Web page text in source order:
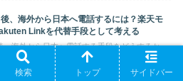
、海外から日本へ電話するには？楽天モ
Linkを代替手段として考える
、海外から日本へ電話する手段をどうするか。
使い切った後の代替として、楽天モバイル＋
をどう考えるかを整理します。
検索 トップ サイドバー